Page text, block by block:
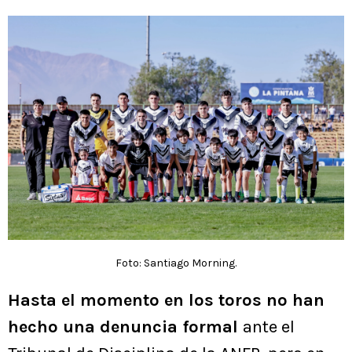
Foto: Santiago Morning.
Hasta el momento en los toros no han
hecho una denuncia formal ante el